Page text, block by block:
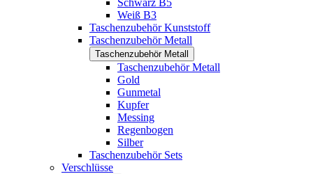
Schwarz B5
Weiß B3
Taschenzubehör Kunststoff
Taschenzubehör Metall
Taschenzubehör Metall
Taschenzubehör Metall
Gold
Gunmetal
Kupfer
Messing
Regenbogen
Silber
Taschenzubehör Sets
Verschlüsse